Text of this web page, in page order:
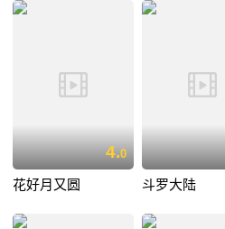
4.0
花好月又圆 斗罗大陆